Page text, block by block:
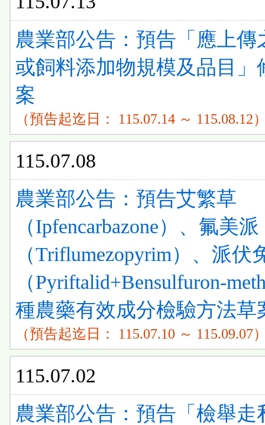
農業部公告：預告「應上傳
或飼料添加物規模及品目」
案
（預告起迄日： 115.07.14 ～ 115.08.12
115.07.08
農業部公告：預告艾繁草
（Ipfencarbazone）、氟美派
（Triflumezopyrim）、派伏
（Pyriftalid+Bensulfuron-
種農藥有效成分檢驗方法草
（預告起迄日： 115.07.10 ～ 115.09.07
115.07.02
農業部公告：預告「檢舉走